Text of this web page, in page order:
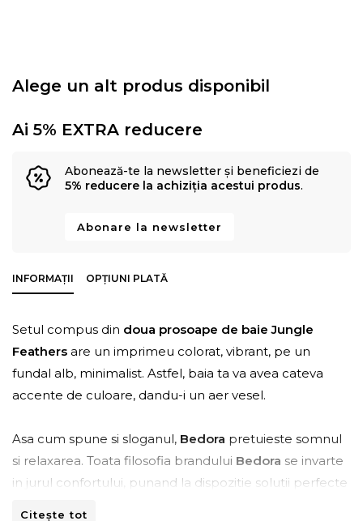
Alege un alt produs disponibil
Ai 5% EXTRA reducere
Abonează-te la newsletter și beneficiezi de
5% reducere la achiziția acestui produs.
Abonare la newsletter
INFORMAȚII OPȚIUNI PLATĂ
Setul compus din doua prosoape de baie Jungle
Feathers are un imprimeu colorat, vibrant, pe un
fundal alb, minimalist. Astfel, baia ta va avea cateva
accente de culoare, dandu-i un aer vesel.
Asa cum spune si sloganul, Bedora pretuieste somnul
si relaxarea. Toata filosofia brandului Bedora se invarte
in jurul confortului, punand la dispozitie solutii perfecte
Citește tot